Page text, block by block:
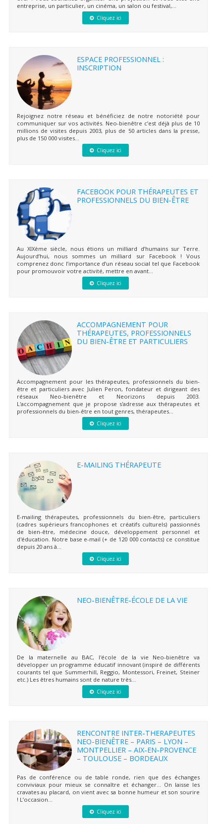
entreprise, un particulier, un cinéma, un salon ou festival,...
Cliquez ici
ESPACE PROFESSIONNEL :
INSCRIPTION
Rejoignez notre réseau et bénéficiez de notre notoriété pour
communiquer sur vos activités. Neo-bienêtre c’est déjà plus de 10
millions de visites depuis 2003, plus de 50 articles dans la presse,
plus de 150 000 visites...
Cliquez ici
FACEBOOK POUR THÉRAPEUTES ET
PROFESSIONNELS DU BIEN-ÊTRE
Au XIXème siècle, nous étions un milliard d’humains sur Terre.
Aujourd’hui, nous sommes un milliard sur Facebook ! Vous
comprenez donc l’importance d’un réseau social tel que Facebook
pour promouvoir votre activité, mettre en avant...
Cliquez ici
ACCOMPAGNEMENT POUR
THÉRAPEUTES, PROFESSIONNELS
DU BIEN-ÊTRE ET PARTICULIERS
Accompagnement pour les thérapeutes, professionnels du bien-
être et particuliers avec Julien Peron, fondateur et dirigeant des
réseaux Neo-bienêtre et Neorizons depuis 2003.
L'accompagnement que je propose s'adresse aux thérapeutes et
professionnels du bien-être en tout genres, thérapeutes...
Cliquez ici
E-MAILING THÉRAPEUTE
E-mailing thérapeutes, professionnels du bien-être, particuliers
(cadres supérieurs francophones et créatifs culturels) passionnés
de bien-être, médecine douce, développement personnel et
d'éducation. Notre base e-mail (+ de 120 000 contacts) ce constitue
depuis 20 ans à...
Cliquez ici
NEO-BIENÊTRE-ÉCOLE DE LA VIE
De la maternelle au BAC, l'école de la vie Neo-bienêtre va
développer un programme éducatif innovant (inspiré de différents
courants tel que Summerhill, Reggio, Montessori, Freinet, Steiner
etc.) Les êtres humains sont de nature très...
Cliquez ici
RENCONTRE INTER-THERAPEUTES
NEO-BIENÊTRE – PARIS – LYON –
MONTPELLIER – AIX-EN-PROVENCE
– TOULOUSE – BORDEAUX
Pas de conférence ou de table ronde, rien que des échanges
conviviaux pour mieux se connaître et échanger… On laisse les
cravates au placard, on vient avec sa bonne humeur et son sourire
! L’occasion...
Cliquez ici